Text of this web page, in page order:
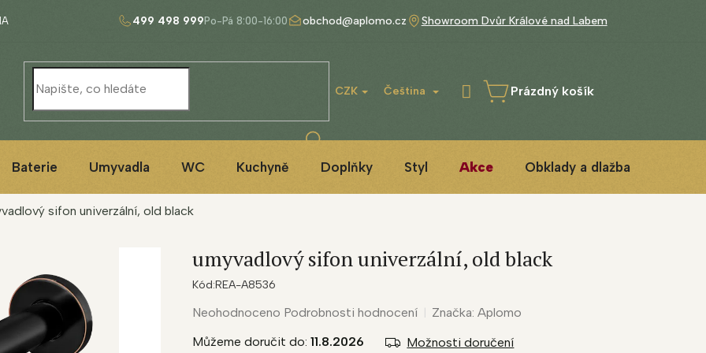
499 498 999 obchod@aplomo.cz Showroom Dvůr Králové nad Labem
CZK Čeština
NÁKUPNÍ
Prázdný košík
Baterie Umyvadla WC Kuchyně Doplňky Styl Akce Obklady a dlažba
sifon univerzální, old black
Můžeme doručit do: 11.8.2026 Možnosti doručení
umyvadlový sifon univerzální, old black
Kód:REA-A8536
Průměrné
produktu
Neohodnoceno Podrobnosti hodnocení Značka: Aplomo